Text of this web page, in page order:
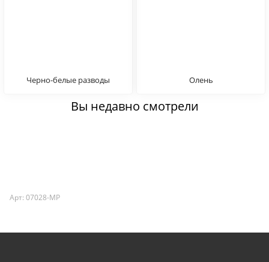
Черно-белые разводы Олень
Вы недавно смотрели
Арт: 07028-MP